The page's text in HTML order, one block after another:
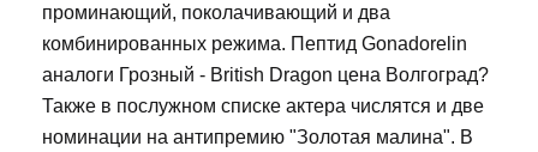
проминающий, поколачивающий и два
комбинированных режима. Пептид Gonadorelin
аналоги Грозный - British Dragon цена Волгоград?
Также в послужном списке актера числятся и две
номинации на антипремию "Золотая малина". В